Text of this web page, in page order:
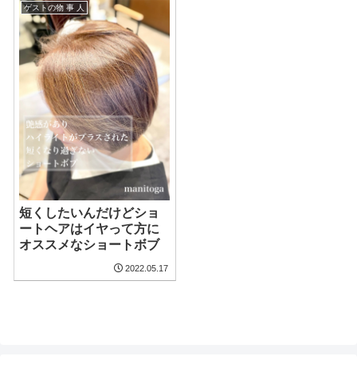
ゲストの物 事 人
短くしたいんだけどショ
ートヘアはイヤって方に
オススメなショートボブ
2022.05.17